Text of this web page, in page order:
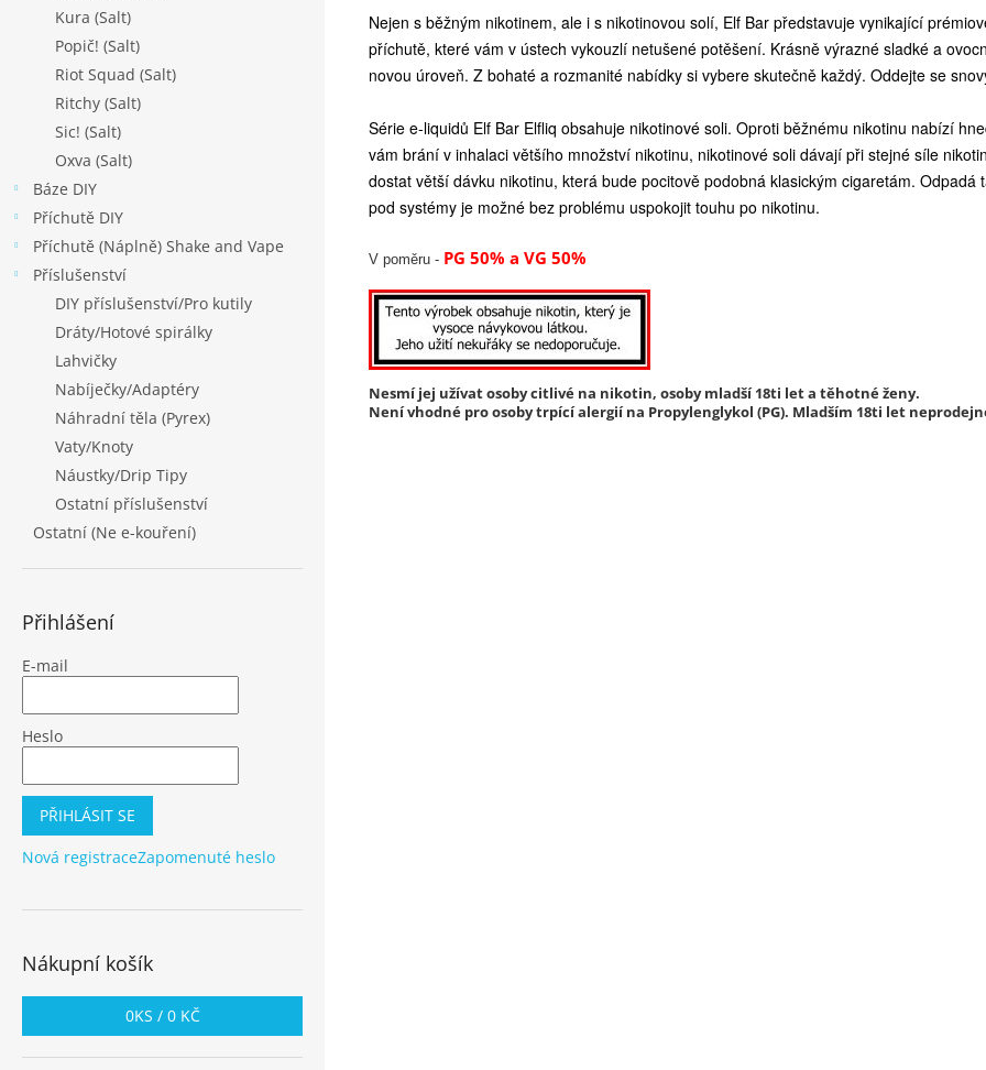
Kura (Salt)
Popič! (Salt)
Riot Squad (Salt)
Ritchy (Salt)
Sic! (Salt)
Oxva (Salt)
Báze DIY
Příchutě DIY
Příchutě (Náplně) Shake and Vape
Příslušenství
DIY příslušenství/Pro kutily
Dráty/Hotové spirálky
Lahvičky
Nabíječky/Adaptéry
Náhradní těla (Pyrex)
Vaty/Knoty
Náustky/Drip Tipy
Ostatní příslušenství
Ostatní (Ne e-kouření)
Přihlášení
E-mail
Heslo
PŘIHLÁSIT SE
Nová registraceZapomenuté heslo
Nákupní košík
0KS / 0 KČ
Nejen s běžným nikotinem, ale i s nikotinovou solí, Elf Bar představuje vynikající
příchutě, které vám v ústech vykouzlí netušené potěšení. Krásně výrazné sladké a
novou úroveň. Z bohaté a rozmanité nabídky si vybere skutečně každý. Oddejte se
Série e-liquidů Elf Bar Elfliq obsahuje nikotinové soli. Oproti běžnému nikotinu nabízí
vám brání v inhalaci většího množství nikotinu, nikotinové soli dávají při stejné síle
dostat větší dávku nikotinu, která bude pocitově podobná klasickým cigaretám.
pod systémy je možné bez problému uspokojit touhu po nikotinu.
V poměru - PG 50% a VG 50%
Nesmí jej užívat osoby citlivé na nikotin, osoby mladší 18ti let a těhotné ženy.
Není vhodné pro osoby trpící alergií na Propylenglykol (PG). Mladším 18ti let